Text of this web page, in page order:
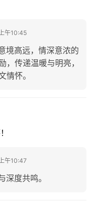
午10:45
境高远，情深意浓的
，传递温暖与明亮，
情怀。
午10:47
深度共鸣。